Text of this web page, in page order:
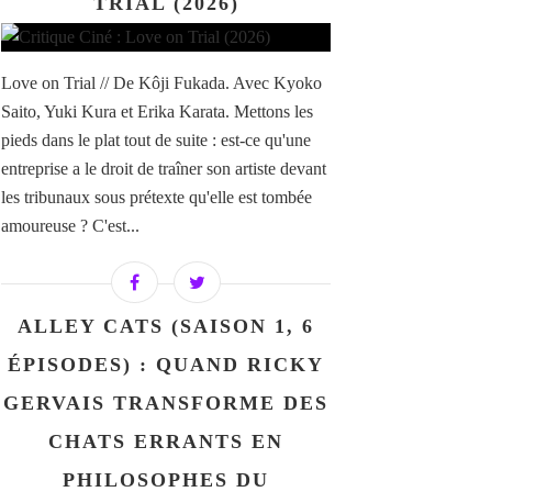
Love on Trial // De Kôji Fukada. Avec Kyoko
Saito, Yuki Kura et Erika Karata. Mettons les
pieds dans le plat tout de suite : est-ce qu'une
entreprise a le droit de traîner son artiste devant
les tribunaux sous prétexte qu'elle est tombée
amoureuse ? C'est...
ALLEY CATS (SAISON 1, 6
ÉPISODES) : QUAND RICKY
GERVAIS TRANSFORME DES
CHATS ERRANTS EN
PHILOSOPHES DU